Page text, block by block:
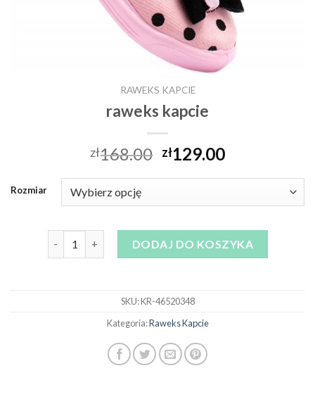
RAWEKS KAPCIE
raweks kapcie
zł168.00 zł129.00
Rozmiar
DODAJ DO KOSZYKA
SKU:KR-46520348
Kategoria:Raweks Kapcie